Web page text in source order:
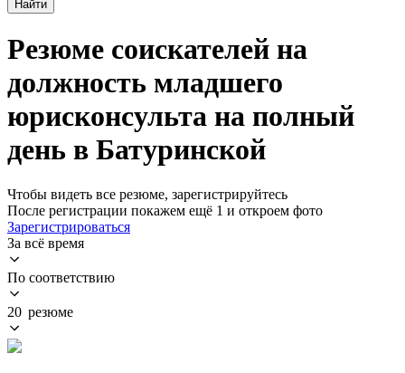
Найти
Резюме соискателей на
должность младшего
юрисконсульта на полный
день в Батуринской
Чтобы видеть все резюме, зарегистрируйтесь
После регистрации покажем ещё 1 и откроем фото
Зарегистрироваться
За всё время
По соответствию
20 резюме